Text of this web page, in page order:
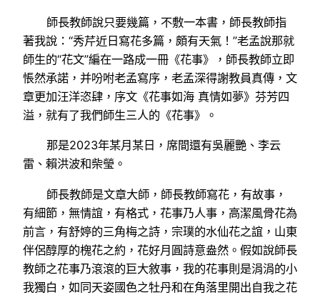
師長教師說只要幾篇，不敷一本書，師長教師指
著我說：“秀芹近日寫花多篇，頗有天氣！”老孟說那就
師生的“花文”編在一路成一冊《花事》，師長教師立即
悵然承諾，并吩咐老孟寫序，老孟深得謝教員真傳，文
章更加汪洋恣肆，序文《花事如海 真情如夢》芬芳四
溢，就有了我們師生三人的《花事》。
那是2023年某月某日，席間還有吳麗艷、李云
雷、賴洪波和柴瑩。
師長教師是文章大師，師長教師寫花，有故事，
有細節，無情誼，有格式，花事乃人事，高潔風骨花為
前言，有舒婷的三角梅之詩，宗璞的水仙花之誼，山東
伴侶醇厚的槐花之約，花好月圓詩意盎然。假如說師長
教師之花事乃滾滾的巨大敘事，我的花事則是涓涓的小
我獨白，如同天姿國色之牡丹和在角落里開出自我之花